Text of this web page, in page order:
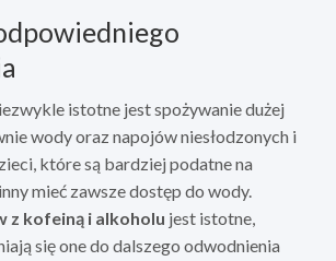
istotne jest spożywanie dużej
wody oraz napojów niesłodzonych i
które są bardziej podatne na
mieć zawsze dostęp do wody.
z kofeiną i alkoholu jest istotne,
się one do dalszego odwodnienia